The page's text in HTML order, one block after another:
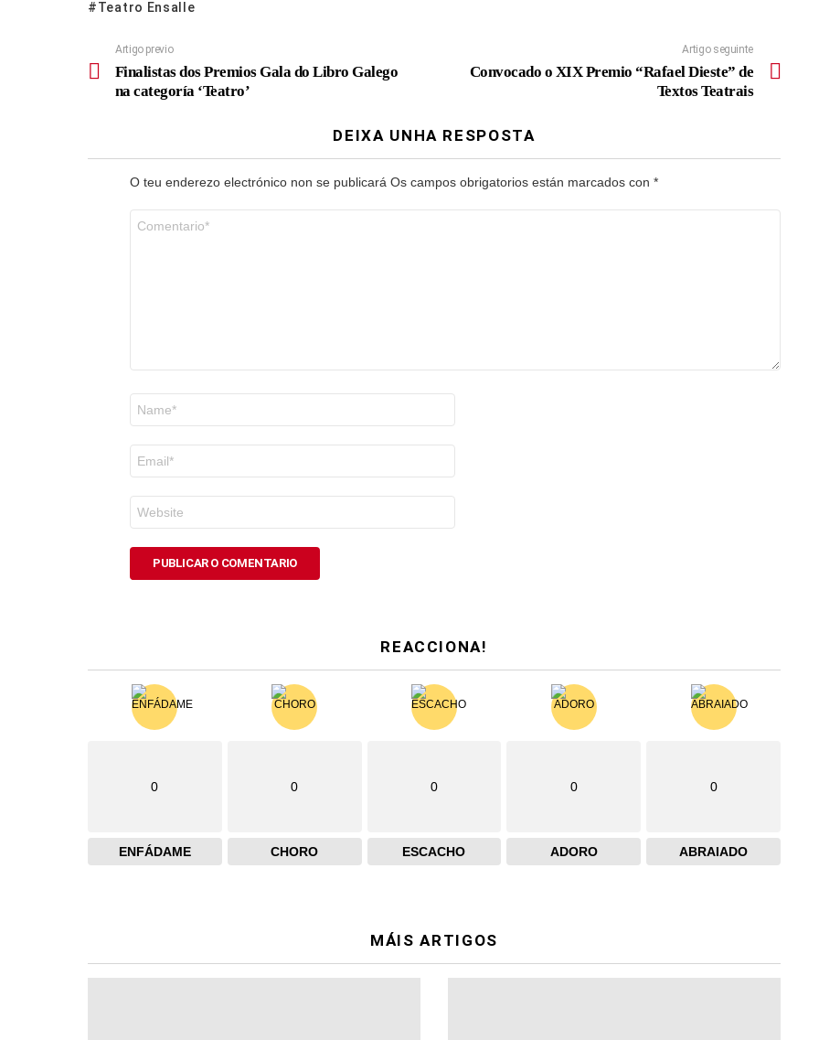
Teatro Ensalle
Artigo previo
Finalistas dos Premios Gala do Libro Galego
na categoría ‘Teatro’
Artigo seguinte
Convocado o XIX Premio “Rafael Dieste” de
Textos Teatrais
DEIXA UNHA RESPOSTA
O teu enderezo electrónico non se publicará Os campos obrigatorios están marcados con *
electrónico
*
REACCIONA!
0
ENFÁDAME
0
CHORO
0
ESCACHO
0
ADORO
0
ABRAIADO
MÁIS ARTIGOS